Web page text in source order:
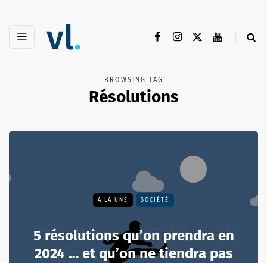
BROWSING TAG
Résolutions
A LA UNE SOCIÉTÉ
5 résolutions qu’on prendra en
2024 … et qu’on ne tiendra pas